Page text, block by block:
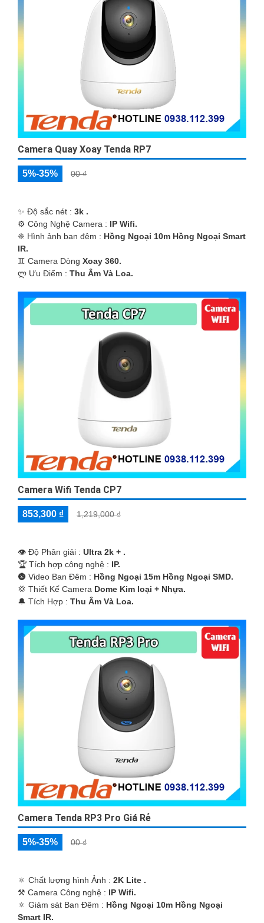
Camera Quay Xoay Tenda RP7
5%-35% 00 ₫
✨ Độ sắc nét : 3k .
⚙ Công Nghệ Camera : IP Wifi.
❈ Hình ảnh ban đêm : Hồng Ngoại 10m Hồng Ngoại Smart
IR.
♊ Camera Dòng Xoay 360.
️ლ Ưu Điểm : Thu Âm Và Loa.
Camera Wifi Tenda CP7
853,300 ₫ 1,219,000 ₫
👁 Độ Phân giải : Ultra 2k + .
🏆 Tích hợp công nghệ : IP.
🌚 Video Ban Đêm : Hồng Ngoại 15m Hồng Ngoại SMD.
💢 Thiết Kế Camera Dome Kim loại + Nhựa.
️🔔 Tích Hợp : Thu Âm Và Loa.
Camera Tenda RP3 Pro Giá Rẻ
5%-35% 00 ₫
🔅 Chất lượng hình Ảnh : 2K Lite .
⚒ Camera Công nghệ : IP Wifi.
🔅 Giám sát Ban Đêm : Hồng Ngoại 10m Hồng Ngoại
Smart IR.